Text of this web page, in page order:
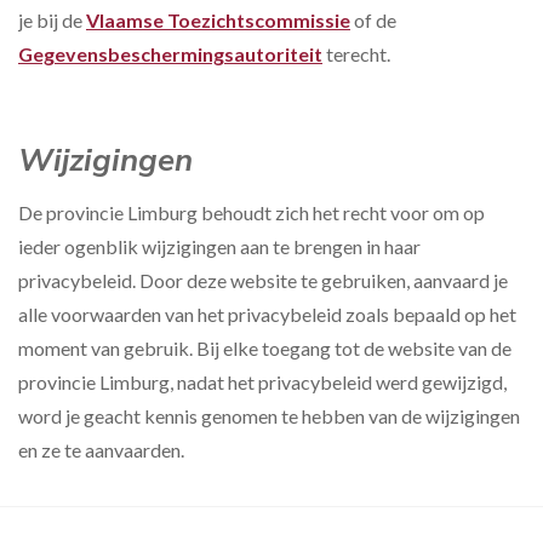
je bij deVlaamse Toezichtscommissieof de
Gegevensbeschermingsautoriteit terecht.
Wijzigingen
De provincie Limburg behoudt zich het recht voor om op
ieder ogenblik wijzigingen aan te brengen in haar
privacybeleid. Door deze website te gebruiken, aanvaard je
alle voorwaarden van het privacybeleid zoals bepaald op het
moment van gebruik. Bij elke toegang tot de website van de
provincie Limburg, nadat het privacybeleid werd gewijzigd,
word je geacht kennis genomen te hebben van de wijzigingen
en ze te aanvaarden.